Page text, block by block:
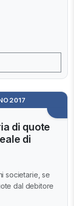
2017
di quote
di
societarie, se
dal debitore